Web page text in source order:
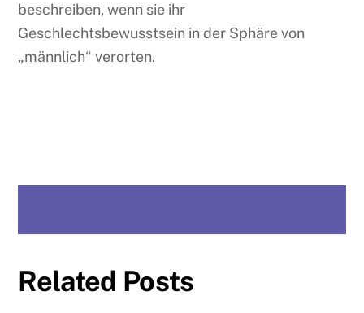
beschreiben, wenn sie ihr
Geschlechtsbewusstsein in der Sphäre von
„männlich“ verorten.
Related Posts